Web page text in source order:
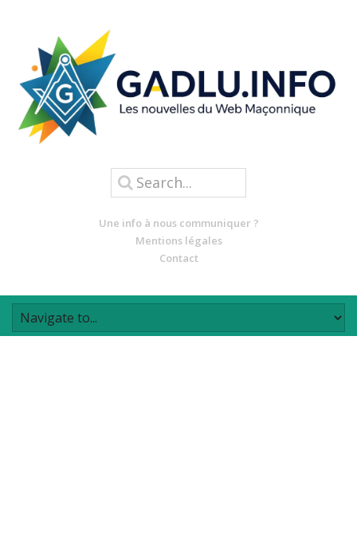
Une info à nous communiquer ?
Mentions légales
Contact